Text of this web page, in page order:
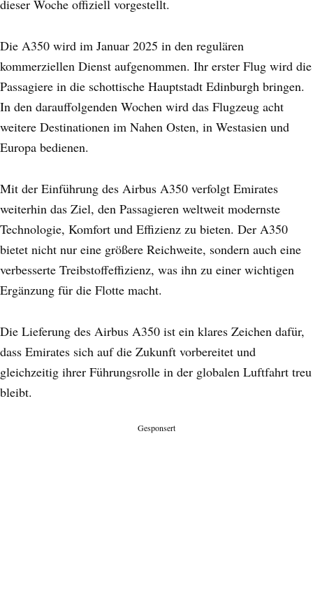
dieser Woche offiziell vorgestellt.
Die A350 wird im Januar 2025 in den regulären
kommerziellen Dienst aufgenommen. Ihr erster Flug wird die
Passagiere in die schottische Hauptstadt Edinburgh bringen.
In den darauffolgenden Wochen wird das Flugzeug acht
weitere Destinationen im Nahen Osten, in Westasien und
Europa bedienen.
Mit der Einführung des Airbus A350 verfolgt Emirates
weiterhin das Ziel, den Passagieren weltweit modernste
Technologie, Komfort und Effizienz zu bieten. Der A350
bietet nicht nur eine größere Reichweite, sondern auch eine
verbesserte Treibstoffeffizienz, was ihn zu einer wichtigen
Ergänzung für die Flotte macht.
Die Lieferung des Airbus A350 ist ein klares Zeichen dafür,
dass Emirates sich auf die Zukunft vorbereitet und
gleichzeitig ihrer Führungsrolle in der globalen Luftfahrt treu
bleibt.
Gesponsert